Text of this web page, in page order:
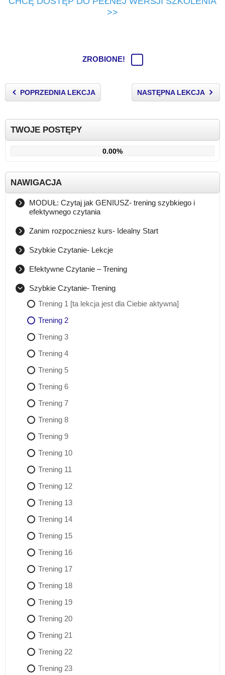
>>
ZROBIONE!
POPRZEDNIA LEKCJA NASTĘPNA LEKCJA
TWOJE POSTĘPY
0.00%
NAWIGACJA
MODUŁ: Czytaj jak GENIUSZ- trening szybkiego i
efektywnego czytania
Zanim rozpoczniesz kurs- Idealny Start
Ciebie aktywna]
Jak korzystać z kilku kursów jednocześnie [ta lekcja
jest dla Ciebie aktywna]
Maile motywujące
Szybkie Czytanie- Lekcje
Lekcja 2
Lekcja 3
Lekcja 4
Lekcja 5
Efektywne Czytanie – Trening
Ciebie aktywna]
Trening 1
Trening 2
Trening 3
Trening 4
Trening 5
Trening 6
Trening 7
Szybkie Czytanie- Trening
Trening 1 [ta lekcja jest dla Ciebie aktywna]
Trening 2
Trening 3
Trening 4
Trening 5
Trening 6
Trening 7
Trening 8
Trening 9
Trening 10
Trening 11
Trening 12
Trening 13
Trening 14
Trening 15
Trening 16
Trening 17
Trening 18
Trening 19
Trening 20
Trening 21
Trening 22
Trening 23